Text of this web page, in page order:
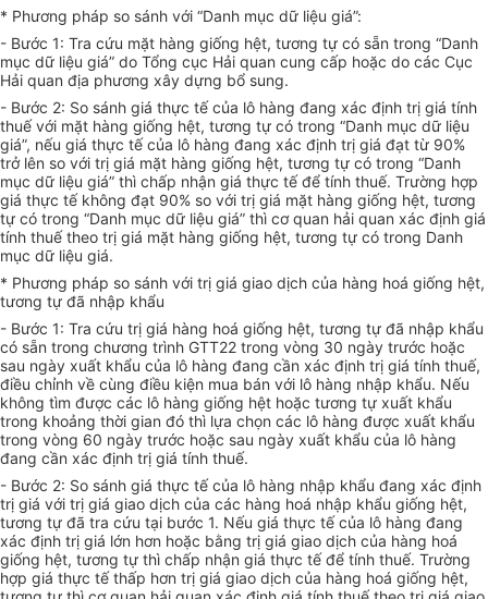
* Phương pháp so sánh với “Danh mục dữ liệu giá”:
- Bước 1: Tra cứu mặt hàng giống hệt, tương tự có sẵn trong “Danh
mục dữ liệu giá” do Tổng cục Hải quan cung cấp hoặc do các Cục
Hải quan địa phương xây dựng bổ sung.
- Bước 2: So sánh giá thực tế của lô hàng đang xác định trị giá tính
thuế với mặt hàng giống hệt, tương tự có trong “Danh mục dữ liệu
giá”, nếu giá thực tế của lô hàng đang xác định trị giá đạt từ 90%
trở lên so với trị giá mặt hàng giống hệt, tương tự có trong “Danh
mục dữ liệu giá” thì chấp nhận giá thực tế để tính thuế. Trường hợp
giá thực tế không đạt 90% so với trị giá mặt hàng giống hệt, tương
tự có trong “Danh mục dữ liệu giá” thì cơ quan hải quan xác định giá
tính thuế theo trị giá mặt hàng giống hệt, tương tự có trong Danh
mục dữ liệu giá.
* Phương pháp so sánh với trị giá giao dịch của hàng hoá giống hệt,
tương tự đã nhập khẩu
- Bước 1: Tra cứu trị giá hàng hoá giống hệt, tương tự đã nhập khẩu
có sẵn trong chương trình GTT22 trong vòng 30 ngày trước hoặc
sau ngày xuất khẩu của lô hàng đang cần xác định trị giá tính thuế,
điều chỉnh về cùng điều kiện mua bán với lô hàng nhập khẩu. Nếu
không tìm được các lô hàng giống hệt hoặc tương tự xuất khẩu
trong khoảng thời gian đó thì lựa chọn các lô hàng được xuất khẩu
trong vòng 60 ngày trước hoặc sau ngày xuất khẩu của lô hàng
đang cần xác định trị giá tính thuế.
- Bước 2: So sánh giá thực tế của lô hàng nhập khẩu đang xác định
trị giá với trị giá giao dịch của các hàng hoá nhập khẩu giống hệt,
tương tự đã tra cứu tại bước 1. Nếu giá thực tế của lô hàng đang
xác định trị giá lớn hơn hoặc bằng trị giá giao dịch của hàng hoá
giống hệt, tương tự thì chấp nhận giá thực tế để tính thuế. Trường
hợp giá thực tế thấp hơn trị giá giao dịch của hàng hoá giống hệt,